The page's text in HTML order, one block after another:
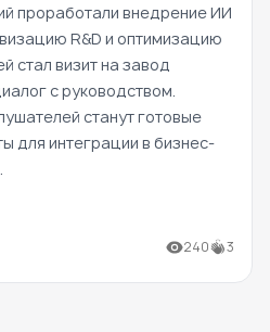
проработали внедрение ИИ
R&D и оптимизацию
стал визит на завод
с руководством.
станут готовые
для интеграции в бизнес-
240 3